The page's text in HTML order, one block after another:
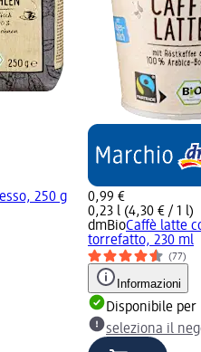
250 g
0,99 €
0,23 l (4,30 € / 1 l)
dmBioCaffè latte
torrefatto, 230 ml
(77)
Informazioni
Disponibile per
seleziona il